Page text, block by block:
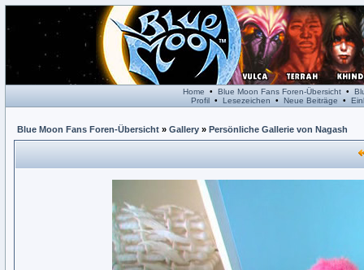
Home • Blue Moon Fans Foren-Übersicht•
Profil• Lesezeichen • Neue Beiträge •
Blue Moon Fans Foren-Übersicht » Gallery » Persönliche Gallerie von Nagash